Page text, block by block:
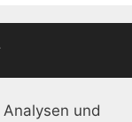
und